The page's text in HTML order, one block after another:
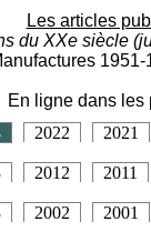
Les articles
du XXe siècle
En ligne dans les
2022 2021
2012 2011
2002 2001